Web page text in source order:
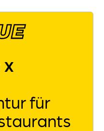
Signage Systeme
Damit jeder Kunde immer
AFFINITY
x
für